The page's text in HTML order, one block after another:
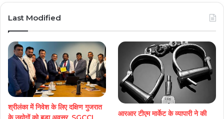
Last Modified
श्रीलंका में निवेश के लिए दक्षिण गुजरात
आरआर टीएम मार्केट के व्यापारी ने की